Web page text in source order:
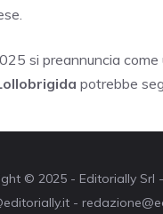
si preannuncia come
potrebbe
© 2025 - Editorially Srl
-